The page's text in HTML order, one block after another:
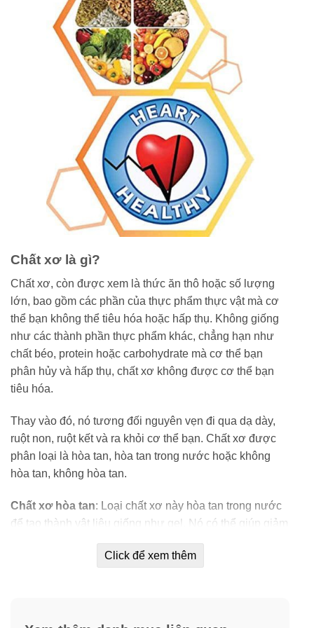
Chất xơ là gì?
Chất xơ, còn được xem là thức ăn thô hoặc số lượng
lớn, bao gồm các phần của thực phẩm thực vật mà cơ
thể bạn không thể tiêu hóa hoặc hấp thụ. Không giống
như các thành phần thực phẩm khác, chẳng hạn như
chất béo, protein hoặc carbohydrate mà cơ thể bạn
phân hủy và hấp thụ, chất xơ không được cơ thể bạn
tiêu hóa.
Thay vào đó, nó tương đối nguyên vẹn đi qua dạ dày,
ruột non, ruột kết và ra khỏi cơ thể bạn. Chất xơ được
phân loại là hòa tan, hòa tan trong nước hoặc không
hòa tan, không hòa tan.
Chất xơ hòa tan: Loại chất xơ này hòa tan trong nước
để tạo thành vật liệu giống như gel. Nó có thể giúp giảm
lượng cholesterol và glucose trong máu.
nhiên của Kirkland.
Click để xem thêm